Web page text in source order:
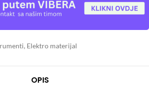
, Elektro materijal
OPIS